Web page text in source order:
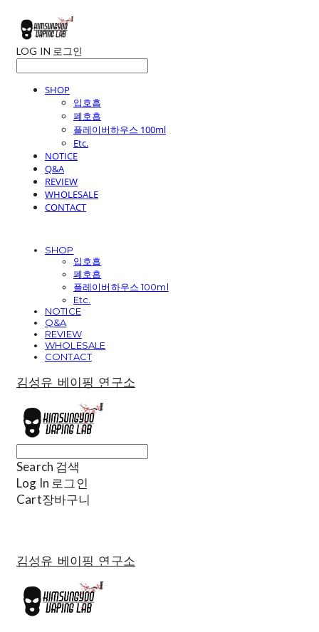
LOG IN 로그인
SHOP
입호흡
폐호흡
플레이버하우스 100ml
Etc.
NOTICE
Q&A
REVIEW
WHOLESALE
CONTACT
SHOP
입호흡
폐호흡
플레이버하우스 100ml
Etc.
NOTICE
Q&A
REVIEW
WHOLESALE
CONTACT
김성유 베이핑 연구소
Search 검색
Log In 로그인
Cart장바구니
김성유 베이핑 연구소